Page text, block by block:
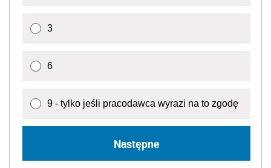
3
6
9 - tylko jeśli pracodawca wyrazi na to zgodę
Następne